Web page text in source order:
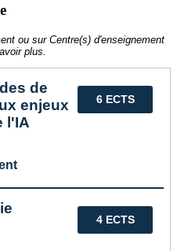
ou sur Centre(s) d'enseignement
plus.
6 ECTS
de
enjeux
l'IA
4 ECTS